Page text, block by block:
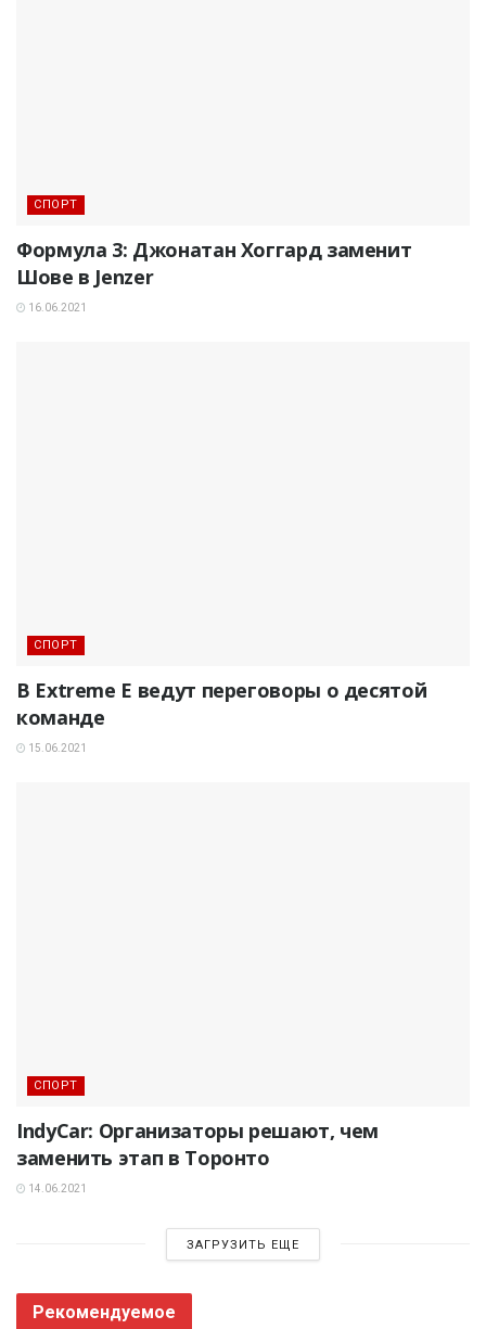
СПОРТ
Формула 3: Джонатан Хоггард заменит
Шове в Jenzer
16.06.2021
СПОРТ
В Extreme E ведут переговоры о десятой
команде
15.06.2021
СПОРТ
IndyCar: Организаторы решают, чем
заменить этап в Торонто
14.06.2021
ЗАГРУЗИТЬ ЕЩЕ
Рекомендуемое